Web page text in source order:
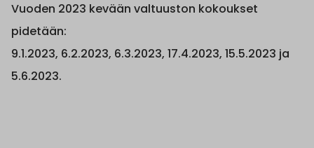
Vuoden 2023 kevään valtuuston kokoukset
pidetään:
9.1.2023, 6.2.2023, 6.3.2023, 17.4.2023, 15.5.2023 ja
5.6.2023.